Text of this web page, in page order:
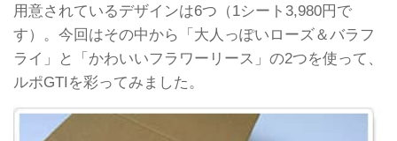
用意されているデザインは6つ（1シート3,980円で
す）。今回はその中から「大人っぽいローズ＆バラフ
ライ」と「かわいいフラワーリース」の2つを使って、
ルポGTIを彩ってみました。